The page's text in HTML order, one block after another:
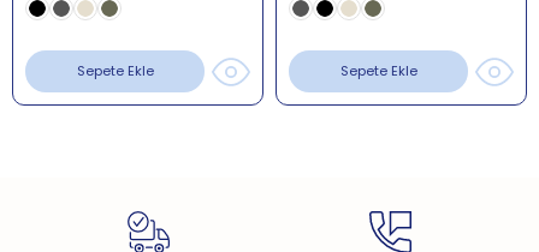
Üretim Yeri:
Sepete Ekle Sepete Ekle